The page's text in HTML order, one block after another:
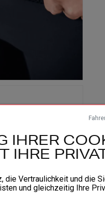
IHRER
IHRE
die Vertraulichkeit und die
und gleichzeitig Ihre